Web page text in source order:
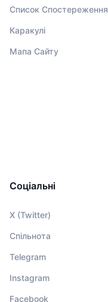
Список Спостереження
Каракулі
Мапа Сайту
Соціальні
X (Twitter)
Спільнота
Telegram
Instagram
Facebook